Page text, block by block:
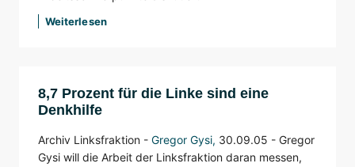
Weiterlesen
8,7 Prozent für die Linke sind eine
Denkhilfe
Archiv Linksfraktion - Gregor Gysi, 30.09.05 - Gregor
Gysi will die Arbeit der Linksfraktion daran messen,